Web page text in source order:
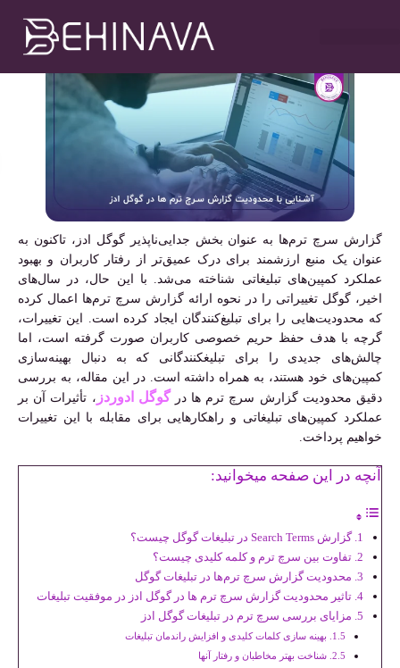
دی ۱۳, ۱۴۰۳ ۹:۰۰ ب٫ظ
گزارش سرچ ترم‌ها به عنوان بخش جدایی‌ناپذیر گوگل ادز، تاکنون به
عنوان یک منبع ارزشمند برای درک عمیق‌تر از رفتار کاربران و بهبود
عملکرد کمپین‌های تبلیغاتی شناخته می‌شد. با این حال، در سال‌های
اخیر، گوگل تغییراتی را در نحوه ارائه گزارش سرچ ترم‌ها اعمال کرده
که محدودیت‌هایی را برای تبلیغ‌کنندگان ایجاد کرده است. این تغییرات،
گرچه با هدف حفظ حریم خصوصی کاربران صورت گرفته است، اما
چالش‌های جدیدی را برای تبلیغکنندگانی که به دنبال بهینه‌سازی
کمپین‌های خود هستند، به همراه داشته است. در این مقاله، به بررسی
دقیق محدودیت گزارش سرچ ترم ها درگوگل ادوردز ، تأثیرات آن بر
عملکرد کمپین‌های تبلیغاتی و راهکارهایی برای مقابله با این تغییرات
خواهیم پرداخت.
آنچه در این صفحه میخوانید:
گزارش Search Terms در تبلیغات گوگل چیست؟
تفاوت بین سرچ ترم و کلمه کلیدی چیست؟
محدودیت گزارش سرچ ترم‌ها در تبلیغات گوگل
تاثیر محدودیت گزارش سرچ ترم ها در گوگل ادز در موفقیت تبلیغات
مزایای بررسی سرچ ترم در تبلیغات گوگل ادز
بهینه سازی کلمات کلیدی و افزایش راندمان تبلیغات
شناخت بهتر مخاطبان و رفتار آنها